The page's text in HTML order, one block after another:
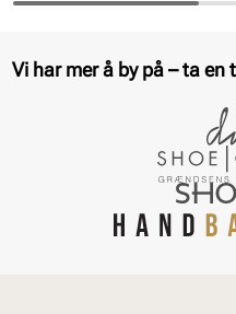
Vi har mer å by på – ta